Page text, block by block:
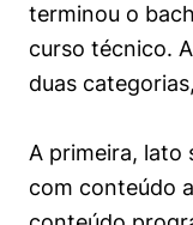
terminou o
curso técnico. A
duas categorias,
A primeira, lato
com conteúdo